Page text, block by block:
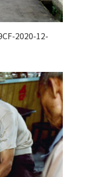
2020-12-